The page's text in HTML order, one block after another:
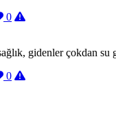
0
gidenler çokdan su
0